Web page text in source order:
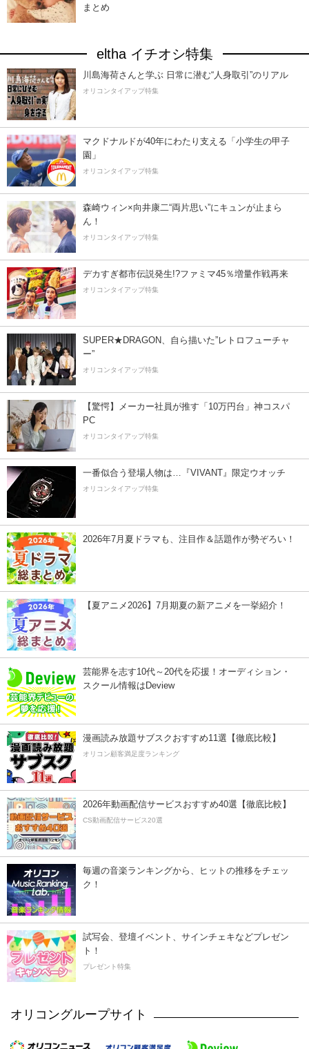
まとめ
eltha イチオシ特集
川島海荷さんと学ぶ 日常に潜む“人身取引”のリアル
オリコンタイアップ特集
マクドナルドが40年にわたり支える「小学生の甲子
園」
オリコンタイアップ特集
森崎ウィン×向井康二“両片思い”にキュンが止まら
ん！
オリコンタイアップ特集
デカすぎ都市伝説発生!?ファミマ45％増量作戦再来
オリコンタイアップ特集
SUPER★DRAGON、自ら描いた”レトロフューチャ
ー”
オリコンタイアップ特集
【驚愕】メーカー社員が推す「10万円台」神コスパ
PC
オリコンタイアップ特集
一番似合う登場人物は…『VIVANT』限定ウオッチ
オリコンタイアップ特集
2026年7月夏ドラマも、注目作＆話題作が勢ぞろい！
【夏アニメ2026】7月期夏の新アニメを一挙紹介！
芸能界を志す10代～20代を応援！オーディション・
スクール情報はDeview
漫画読み放題サブスクおすすめ11選【徹底比較】
オリコン顧客満足度ランキング
2026年動画配信サービスおすすめ40選【徹底比較】
CS動画配信サービス20選
毎週の音楽ランキングから、ヒットの推移をチェッ
ク！
試写会、登壇イベント、サインチェキなどプレゼン
ト！
プレゼント特集
オリコングループサイト